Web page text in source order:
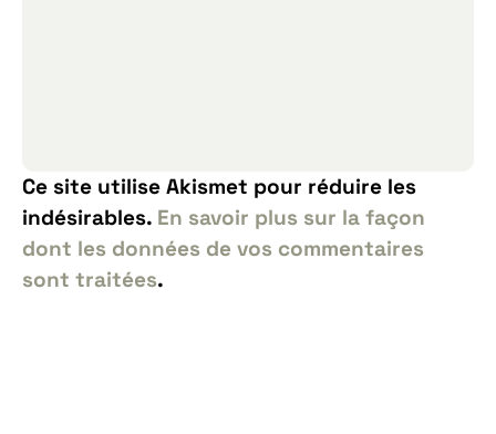
Ce site utilise Akismet pour réduire les
indésirables. En savoir plus sur la façon
dont les données de vos commentaires
sont traitées.